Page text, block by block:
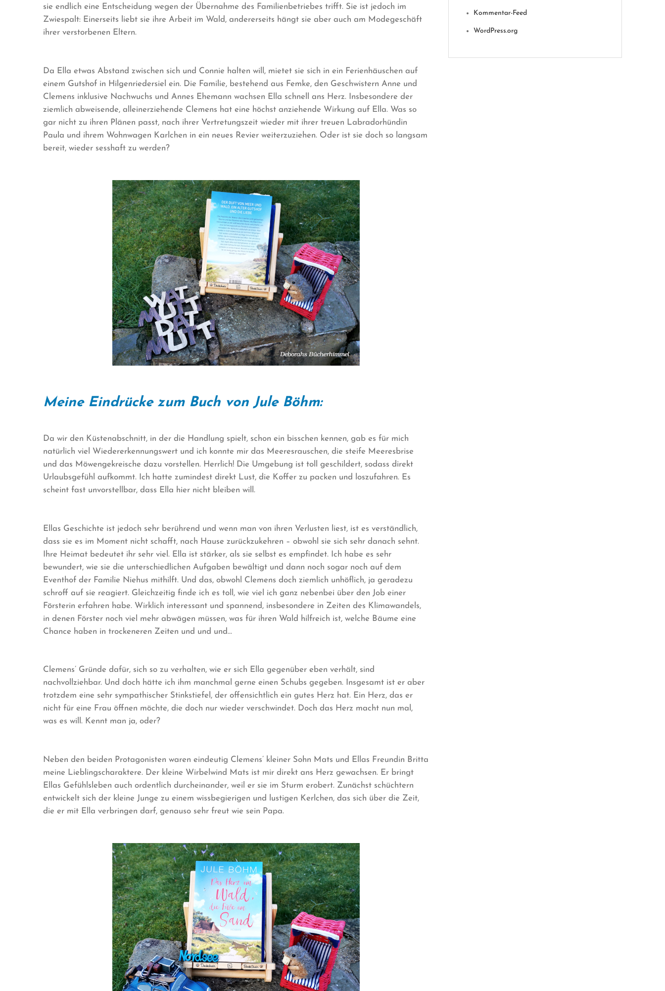
sie endlich eine Entscheidung wegen der Übernahme des Familienbetriebes trifft. Sie ist jedoch im
Zwiespalt: Einerseits liebt sie ihre Arbeit im Wald, andererseits hängt sie aber auch am Modegeschäft
ihrer verstorbenen Eltern.
Da Ella etwas Abstand zwischen sich und Connie halten will, mietet sie sich in ein Ferienhäuschen auf
einem Gutshof in Hilgenriedersiel ein. Die Familie, bestehend aus Femke, den Geschwistern Anne und
Clemens inklusive Nachwuchs und Annes Ehemann wachsen Ella schnell ans Herz. Insbesondere der
ziemlich abweisende, alleinerziehende Clemens hat eine höchst anziehende Wirkung auf Ella. Was so
gar nicht zu ihren Plänen passt, nach ihrer Vertretungszeit wieder mit ihrer treuen Labradorhündin
Paula und ihrem Wohnwagen Karlchen in ein neues Revier weiterzuziehen. Oder ist sie doch so langsam
bereit, wieder sesshaft zu werden?
Meine Eindrücke zum Buch von Jule Böhm:
Da wir den Küstenabschnitt, in der die Handlung spielt, schon ein bisschen kennen, gab es für mich
natürlich viel Wiedererkennungswert und ich konnte mir das Meeresrauschen, die steife Meeresbrise
und das Möwengekreische dazu vorstellen. Herrlich! Die Umgebung ist toll geschildert, sodass direkt
Urlaubsgefühl aufkommt. Ich hatte zumindest direkt Lust, die Koffer zu packen und loszufahren. Es
scheint fast unvorstellbar, dass Ella hier nicht bleiben will.
Ellas Geschichte ist jedoch sehr berührend und wenn man von ihren Verlusten liest, ist es verständlich,
dass sie es im Moment nicht schafft, nach Hause zurückzukehren – obwohl sie sich sehr danach sehnt.
Ihre Heimat bedeutet ihr sehr viel. Ella ist stärker, als sie selbst es empfindet. Ich habe es sehr
bewundert, wie sie die unterschiedlichen Aufgaben bewältigt und dann noch sogar noch auf dem
Eventhof der Familie Niehus mithilft. Und das, obwohl Clemens doch ziemlich unhöflich, ja geradezu
schroff auf sie reagiert. Gleichzeitig finde ich es toll, wie viel ich ganz nebenbei über den Job einer
Försterin erfahren habe. Wirklich interessant und spannend, insbesondere in Zeiten des Klimawandels,
in denen Förster noch viel mehr abwägen müssen, was für ihren Wald hilfreich ist, welche Bäume eine
Chance haben in trockeneren Zeiten und und und…
Clemens’ Gründe dafür, sich so zu verhalten, wie er sich Ella gegenüber eben verhält, sind
nachvollziehbar. Und doch hätte ich ihm manchmal gerne einen Schubs gegeben. Insgesamt ist er aber
trotzdem eine sehr sympathischer Stinkstiefel, der offensichtlich ein gutes Herz hat. Ein Herz, das er
nicht für eine Frau öffnen möchte, die doch nur wieder verschwindet. Doch das Herz macht nun mal,
was es will. Kennt man ja, oder?
Neben den beiden Protagonisten waren eindeutig Clemens’ kleiner Sohn Mats und Ellas Freundin Britta
meine Lieblingscharaktere. Der kleine Wirbelwind Mats ist mir direkt ans Herz gewachsen. Er bringt
Ellas Gefühlsleben auch ordentlich durcheinander, weil er sie im Sturm erobert. Zunächst schüchtern
entwickelt sich der kleine Junge zu einem wissbegierigen und lustigen Kerlchen, das sich über die Zeit,
die er mit Ella verbringen darf, genauso sehr freut wie sein Papa.
Kommentar-Feed
WordPress.org